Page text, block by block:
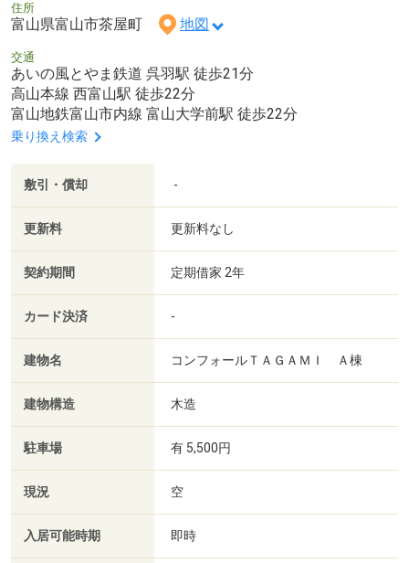
住所
富山県富山市茶屋町 地図
交通
あいの風とやま鉄道 呉羽駅 徒歩21分
高山本線 西富山駅 徒歩22分
富山地鉄富山市内線 富山大学前駅 徒歩22分
乗り換え検索
敷引・償却 -
更新料 更新料なし
契約期間 定期借家 2年
カード決済 -
建物名 コンフォールＴＡＧＡＭＩ Ａ棟
建物構造 木造
駐車場 有 5,500円
現況 空
入居可能時期 即時